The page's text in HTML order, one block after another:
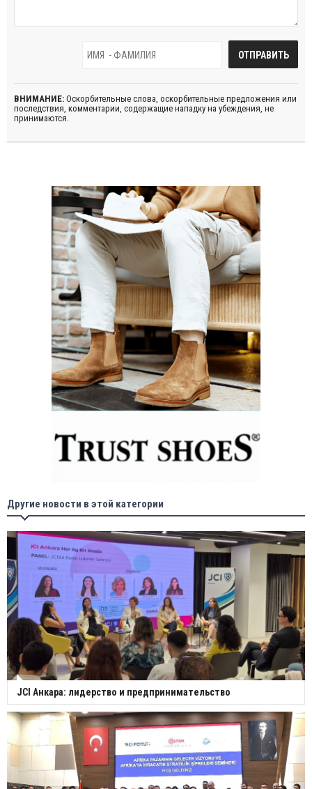
ВНИМАНИЕ: Оскорбительные слова, оскорбительные предложения или
последствия, комментарии, содержащие нападку на убеждения, не
принимаются.
Другие новости в этой категории
JCI Анкара: лидерство и предпринимательство